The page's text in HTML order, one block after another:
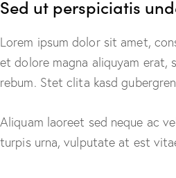
Sed ut perspiciatis
Lorem ipsum dolor sit amet,
et dolore magna aliquyam erat,
rebum. Stet clita kasd
Aliquam laoreet sed neque ac
turpis urna, vulputate at est